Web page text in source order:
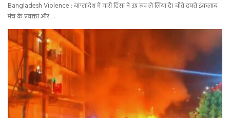
Bangladesh Violence : बांग्लादेश में जारी हिंसा ने उग्र रूप ले लिया है। बीते हफ्ते इंकलाब
मंच के प्रवक्ता और…